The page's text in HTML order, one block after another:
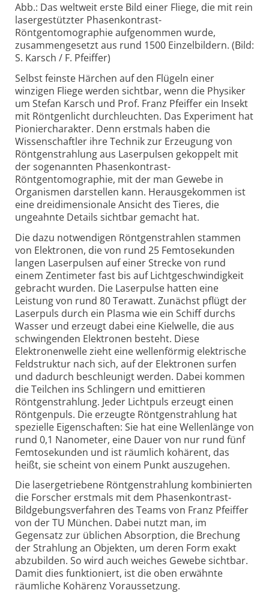
Abb.: Das weltweit erste Bild einer Fliege, die mit rein
lasergestützter Phasenkontrast-
Röntgentomographie aufgenommen wurde,
zusammengesetzt aus rund 1500 Einzelbildern. (Bild:
S. Karsch / F. Pfeiffer)
Selbst feinste Härchen auf den Flügeln einer
winzigen Fliege werden sichtbar, wenn die Physiker
um Stefan Karsch und Prof. Franz Pfeiffer ein Insekt
mit Röntgenlicht durchleuchten. Das Experiment hat
Pioniercharakter. Denn erstmals haben die
Wissenschaftler ihre Technik zur Erzeugung von
Röntgenstrahlung aus Laserpulsen gekoppelt mit
der sogenannten Phasenkontrast-
Röntgentomographie, mit der man Gewebe in
Organismen darstellen kann. Herausgekommen ist
eine dreidimensionale Ansicht des Tieres, die
ungeahnte Details sichtbar gemacht hat.
Die dazu notwendigen Röntgenstrahlen stammen
von Elektronen, die von rund 25 Femtosekunden
langen Laserpulsen auf einer Strecke von rund
einem Zentimeter fast bis auf Lichtgeschwindigkeit
gebracht wurden. Die Laserpulse hatten eine
Leistung von rund 80 Terawatt. Zunächst pflügt der
Laserpuls durch ein Plasma wie ein Schiff durchs
Wasser und erzeugt dabei eine Kielwelle, die aus
schwingenden Elektronen besteht. Diese
Elektronenwelle zieht eine wellenförmig elektrische
Feldstruktur nach sich, auf der Elektronen surfen
und dadurch beschleunigt werden. Dabei kommen
die Teilchen ins Schlingern und emittieren
Röntgenstrahlung. Jeder Lichtpuls erzeugt einen
Röntgenpuls. Die erzeugte Röntgenstrahlung hat
spezielle Eigenschaften: Sie hat eine Wellenlänge von
rund 0,1 Nanometer, eine Dauer von nur rund fünf
Femtosekunden und ist räumlich kohärent, das
heißt, sie scheint von einem Punkt auszugehen.
Die lasergetriebene Röntgenstrahlung kombinierten
die Forscher erstmals mit dem Phasenkontrast-
Bildgebungsverfahren des Teams von Franz Pfeiffer
von der TU München. Dabei nutzt man, im
Gegensatz zur üblichen Absorption, die Brechung
der Strahlung an Objekten, um deren Form exakt
abzubilden. So wird auch weiches Gewebe sichtbar.
Damit dies funktioniert, ist die oben erwähnte
räumliche Kohärenz Voraussetzung.